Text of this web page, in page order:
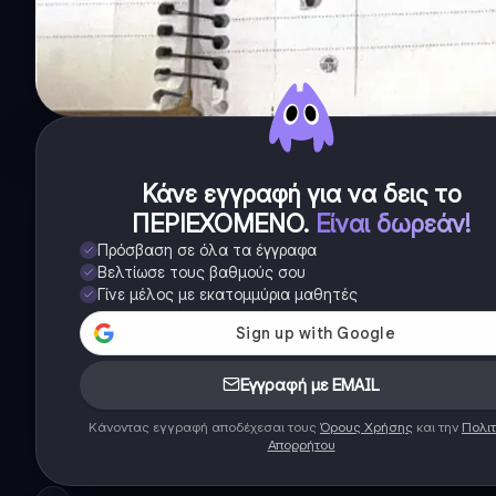
Κάνε εγγραφή για να δεις το
ΠΕΡΙΕΧΟΜΕΝΟ. Είναι δωρεάν!
Πρόσβαση σε όλα τα έγγραφα
Βελτίωσε τους βαθμούς σου
Γίνε μέλος με εκατομμύρια μαθητές
Εγγραφή με EMAIL
Κάνοντας εγγραφή αποδέχεσαι τους Όρους Χρήσης και την
Απορρήτου